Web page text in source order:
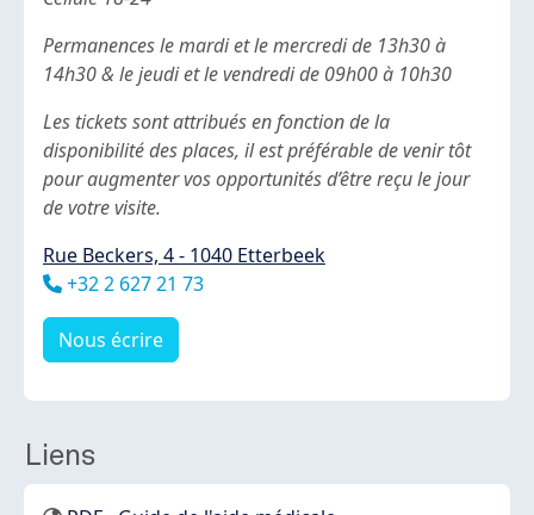
Permanences le mardi et le mercredi de 13h30 à
14h30 & le jeudi et le vendredi de 09h00 à 10h30
Les tickets sont attribués en fonction de la
disponibilité des places, il est préférable de venir tôt
pour augmenter vos opportunités d’être reçu le jour
de votre visite.
Rue Beckers, 4 - 1040 Etterbeek
Téléphone
+32 2 627 21 73
Nous écrire
Liens